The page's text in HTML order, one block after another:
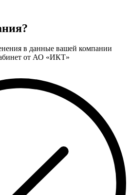
в данные вашей компании
от АО «ИКТ»